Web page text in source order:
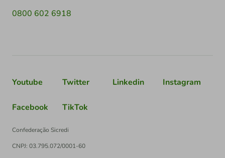
0800 602 6918
Youtube Twitter Linkedin Instagram
Facebook TikTok
Confederação Sicredi
CNPJ: 03.795.072/0001-60